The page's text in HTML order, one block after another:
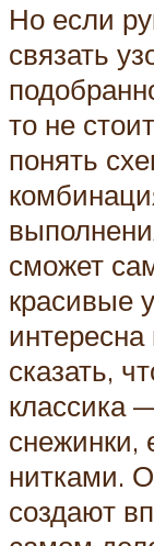
Но если
связать
то не
понять
сможет
красивые
сказать,
классика
снежинки,
нитками.
создают